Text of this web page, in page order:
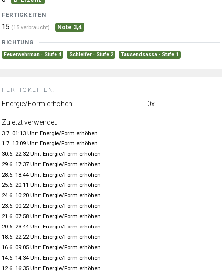
FERTIGKEITEN
15 (15 verbraucht) Note 3,4
RICHTUNG
Feuerwehrman · Stufe 4 Schleifer · Stufe 2 Tausendsassa · Stufe 1
FERTIGKEITEN:
Energie/Form erhöhen: 0x
Zuletzt verwendet:
3.7. 01:13 Uhr: Energie/Form erhöhen
1.7. 13:09 Uhr: Energie/Form erhöhen
30.6. 22:32 Uhr: Energie/Form erhöhen
29.6. 17:37 Uhr: Energie/Form erhöhen
28.6. 18:44 Uhr: Energie/Form erhöhen
25.6. 20:11 Uhr: Energie/Form erhöhen
24.6. 10:20 Uhr: Energie/Form erhöhen
23.6. 00:22 Uhr: Energie/Form erhöhen
21.6. 07:58 Uhr: Energie/Form erhöhen
20.6. 23:44 Uhr: Energie/Form erhöhen
18.6. 22:22 Uhr: Energie/Form erhöhen
16.6. 09:05 Uhr: Energie/Form erhöhen
14.6. 14:34 Uhr: Energie/Form erhöhen
12.6. 16:35 Uhr: Energie/Form erhöhen